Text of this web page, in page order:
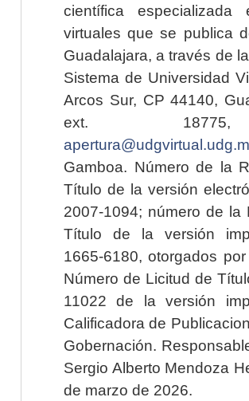
científica
virtuales que se publica
Guadalajara, a través de
Sistema de Universidad
Arcos Sur, CP 44140,
ext.
Gamboa. Número de la
Título de la versión
2007-1094; número de
Título de la versión
1665-6180, otorgados
Número de Licitud de
11022 de la versión
Calificadora de
Gobernación.
Sergio Alberto Mendoza
de marzo de 2026.